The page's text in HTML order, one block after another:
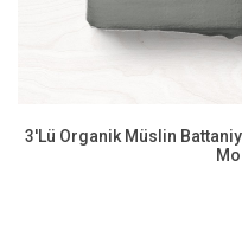
3'Lü Organik Müslin